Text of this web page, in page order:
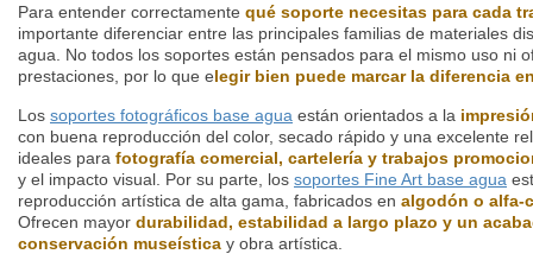
Para entender correctamente qué soporte necesitas para cada
importante diferenciar entre las principales familias de materiales
agua. No todos los soportes están pensados para el mismo uso ni
prestaciones, por lo que elegir bien puede marcar la diferencia
Los soportes fotográficos base agua están orientados a la
con buena reproducción del color, secado rápido y una excelente
ideales para fotografía comercial, cartelería y trabajos
y el impacto visual. Por su parte, los soportes Fine Art base agua
reproducción artística de alta gama, fabricados en algodón o alfa-
Ofrecen mayor durabilidad, estabilidad a largo plazo y un
conservación museística y obra artística.